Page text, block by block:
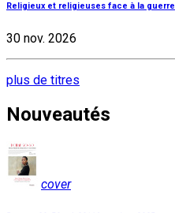
Religieux et religieuses face à la guerre
30 nov. 2026
plus de titres
Nouveautés
cover